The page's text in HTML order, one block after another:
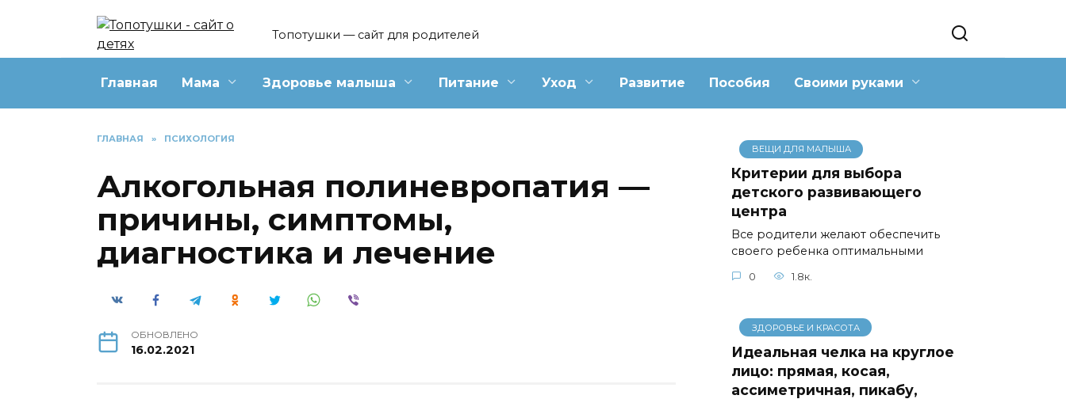
Топотушки — сайт для родителей
Главная Мама Здоровье малыша Питание Уход Развитие Пособия Своими руками
ГЛАВНАЯ » ПСИХОЛОГИЯ
Алкогольная полиневропатия —
причины, симптомы,
диагностика и лечение
ОБНОВЛЕНО
16.02.2021
ВЕЩИ ДЛЯ МАЛЫША
Критерии для выбора
детского развивающего
центра
Все родители желают обеспечить
своего ребенка оптимальными
0 1.8к.
ЗДОРОВЬЕ И КРАСОТА
Идеальная челка на круглое
лицо: прямая, косая,
ассиметричная, пикабу,